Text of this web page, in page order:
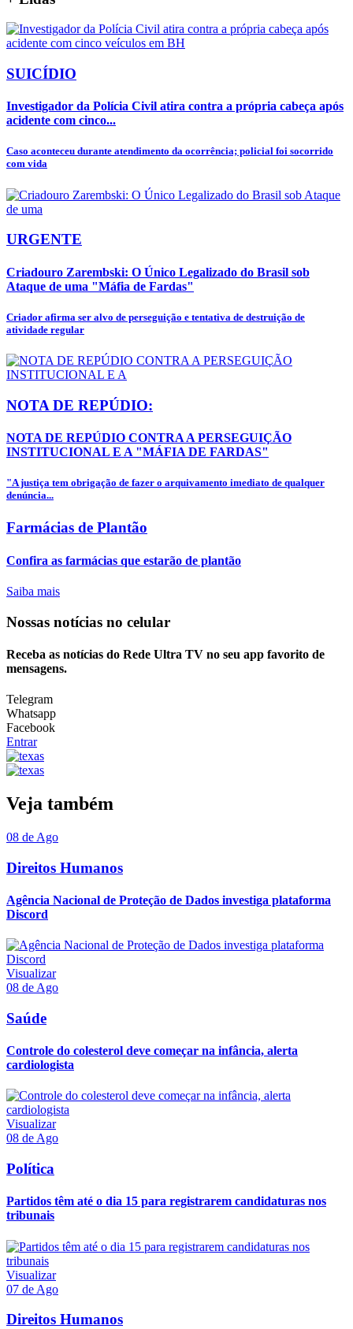
SUICÍDIO
Investigador da Polícia Civil atira contra a própria cabeça após
acidente com cinco...
Caso aconteceu durante atendimento da ocorrência; policial foi socorrido
com vida
URGENTE
Criadouro Zarembski: O Único Legalizado do Brasil sob
Ataque de uma "Máfia de Fardas"
Criador afirma ser alvo de perseguição e tentativa de destruição de
atividade regular
NOTA DE REPÚDIO:
NOTA DE REPÚDIO CONTRA A PERSEGUIÇÃO
INSTITUCIONAL E A "MÁFIA DE FARDAS"
"A justiça tem obrigação de fazer o arquivamento imediato de qualquer
denúncia...
Farmácias de Plantão
Confira as farmácias que estarão de plantão
Saiba mais
Nossas notícias no celular
Receba as notícias do Rede Ultra TV no seu app favorito de
mensagens.
Telegram
Whatsapp
Facebook
Entrar
Veja também
08 de Ago
Direitos Humanos
Agência Nacional de Proteção de Dados investiga plataforma
Discord
Visualizar
08 de Ago
Saúde
Controle do colesterol deve começar na infância, alerta
cardiologista
Visualizar
08 de Ago
Política
Partidos têm até o dia 15 para registrarem candidaturas nos
tribunais
Visualizar
07 de Ago
Direitos Humanos